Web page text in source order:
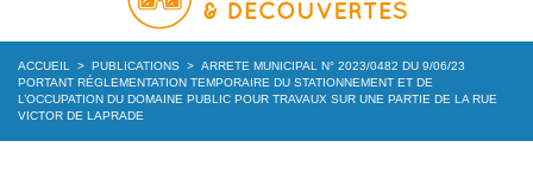
ACCUEIL > PUBLICATIONS > ARRETE MUNICIPAL N° 2023/0482 DU 9/06/23
PORTANT RÉGLEMENTATION TEMPORAIRE DU STATIONNEMENT ET DE
L’OCCUPATION DU DOMAINE PUBLIC POUR TRAVAUX SUR UNE PARTIE DE LA RUE
VICTOR DE LAPRADE